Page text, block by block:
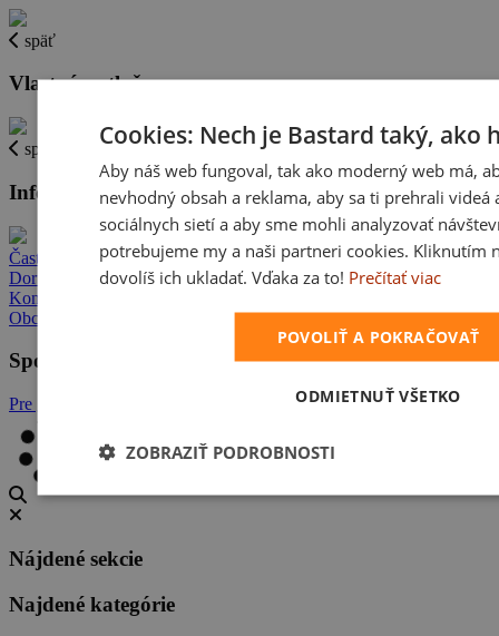
späť
Vlastná potlač
späť
Informácie
Časté otázky
Doručenie
Kontakt
Obchodné podmienky
Spolupráca
Pre grafikov
Nájdené sekcie
Najdené kategórie
Cookies: Nech je Bastard taký, ako
Aby náš web fungoval, tak ako moderný web má,
nevhodný obsah a reklama, aby sa ti prehrali videá
sociálnych sietí a aby sme mohli analyzovať
potrebujeme my a naši partneri cookies. Kliknutím
dovolíš ich ukladať. Vďaka za to! Prečítať viac
POVOLIŤ A POKRAČOVAŤ
ODMIETNUŤ VŠETKO
ZOBRAZIŤ PODROBNOSTI